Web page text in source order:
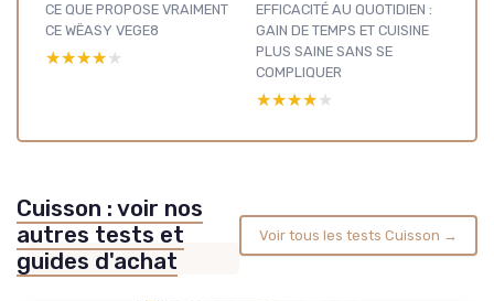
CE QUE PROPOSE VRAIMENT
CE WËASY VEGE8
★★★★★
★★★★★
EFFICACITÉ AU QUOTIDIEN :
GAIN DE TEMPS ET CUISINE
PLUS SAINE SANS SE
COMPLIQUER
★★★★★
★★★★★
Cuisson : voir nos
autres tests et
guides d'achat
Voir tous les tests Cuisson →